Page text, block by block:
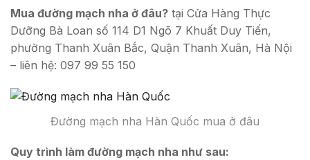
Mua đường mạch nha ở đâu? tại Cửa Hàng Thực
Dưỡng Bà Loan số 114 D1 Ngõ 7 Khuất Duy Tiến,
phường Thanh Xuân Bắc, Quận Thanh Xuân, Hà Nội
– liên hệ: 097 99 55 150
Đường mạch nha Hàn Quốc mua ở đâu
Quy trình làm đường mạch nha như sau: